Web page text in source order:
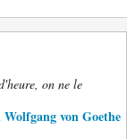
on ne le
von Goethe